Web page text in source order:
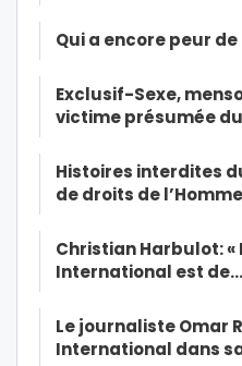
Qui a encore peur
Exclusif-Sexe,
victime présumée
Histoires interdites
de droits de
Christian Harbulot: «
International est de…
Le journaliste Omar
International dans